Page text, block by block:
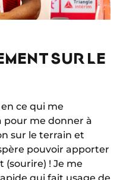
SUR LE
ce qui me
pour me donner à
sur le terrain et
pouvoir apporter
! Je me